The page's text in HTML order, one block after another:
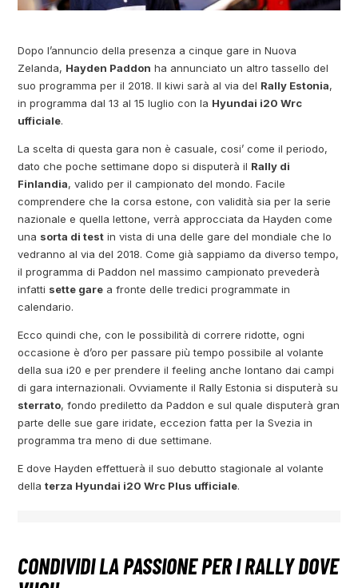
Dopo l’annuncio della presenza a cinque gare in Nuova
Zelanda, Hayden Paddon ha annunciato un altro tassello del
suo programma per il 2018. Il kiwi sarà al via del Rally Estonia,
in programma dal 13 al 15 luglio con la Hyundai i20 Wrc
ufficiale.
La scelta di questa gara non è casuale, cosi’ come il periodo,
dato che poche settimane dopo si disputerà il Rally di
Finlandia, valido per il campionato del mondo. Facile
comprendere che la corsa estone, con validità sia per la serie
nazionale e quella lettone, verrà approcciata da Hayden come
una sorta di test in vista di una delle gare del mondiale che lo
vedranno al via del 2018. Come già sappiamo da diverso tempo,
il programma di Paddon nel massimo campionato prevederà
infatti sette gare a fronte delle tredici programmate in
calendario.
Ecco quindi che, con le possibilità di correre ridotte, ogni
occasione è d’oro per passare più tempo possibile al volante
della sua i20 e per prendere il feeling anche lontano dai campi
di gara internazionali. Ovviamente il Rally Estonia si disputerà su
sterrato, fondo prediletto da Paddon e sul quale disputerà gran
parte delle sue gare iridate, eccezion fatta per la Svezia in
programma tra meno di due settimane.
E dove Hayden effettuerà il suo debutto stagionale al volante
dellaterza Hyundai i20 Wrc Plus ufficiale.